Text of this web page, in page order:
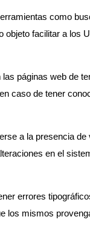
como
facilitar a los
páginas web de
caso de tener
a la presencia
en el
errores
los mismos